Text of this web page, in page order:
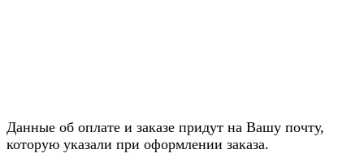
Данные об оплате и заказе придут на Вашу почту,
которую указали при оформлении заказа.